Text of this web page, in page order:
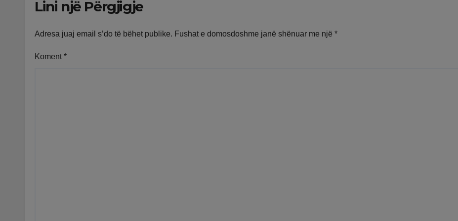
Lini një Përgjigje
Adresa juaj email s’do të bëhet publike. Fushat e domosdoshme janë shënuar me një *
Koment *